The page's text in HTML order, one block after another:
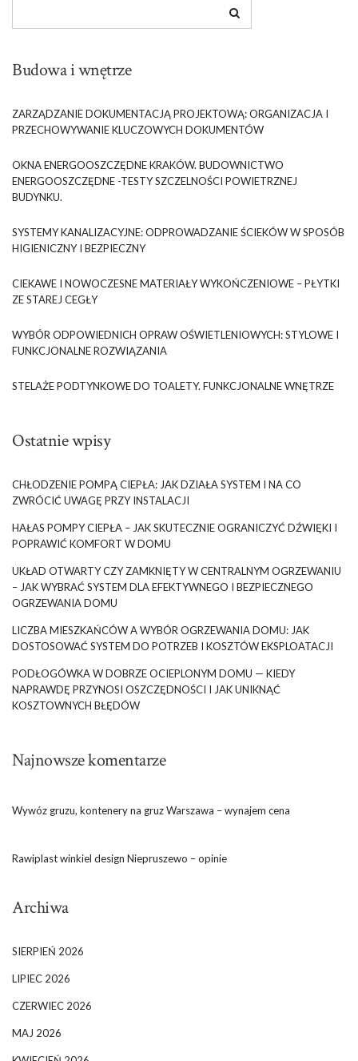
Budowa i wnętrze
ZARZĄDZANIE DOKUMENTACJĄ PROJEKTOWĄ: ORGANIZACJA I
PRZECHOWYWANIE KLUCZOWYCH DOKUMENTÓW
OKNA ENERGOOSZCZĘDNE KRAKÓW. BUDOWNICTWO
ENERGOOSZCZĘDNE -TESTY SZCZELNOŚCI POWIETRZNEJ
BUDYNKU.
SYSTEMY KANALIZACYJNE: ODPROWADZANIE ŚCIEKÓW W SPOSÓB
HIGIENICZNY I BEZPIECZNY
CIEKAWE I NOWOCZESNE MATERIAŁY WYKOŃCZENIOWE – PŁYTKI
ZE STAREJ CEGŁY
WYBÓR ODPOWIEDNICH OPRAW OŚWIETLENIOWYCH: STYLOWE I
FUNKCJONALNE ROZWIĄZANIA
STELAŻE PODTYNKOWE DO TOALETY. FUNKCJONALNE WNĘTRZE
Ostatnie wpisy
CHŁODZENIE POMPĄ CIEPŁA: JAK DZIAŁA SYSTEM I NA CO
ZWRÓCIĆ UWAGĘ PRZY INSTALACJI
HAŁAS POMPY CIEPŁA – JAK SKUTECZNIE OGRANICZYĆ DŹWIĘKI I
POPRAWIĆ KOMFORT W DOMU
UKŁAD OTWARTY CZY ZAMKNIĘTY W CENTRALNYM OGRZEWANIU
– JAK WYBRAĆ SYSTEM DLA EFEKTYWNEGO I BEZPIECZNEGO
OGRZEWANIA DOMU
LICZBA MIESZKAŃCÓW A WYBÓR OGRZEWANIA DOMU: JAK
DOSTOSOWAĆ SYSTEM DO POTRZEB I KOSZTÓW EKSPLOATACJI
PODŁOGÓWKA W DOBRZE OCIEPLONYM DOMU — KIEDY
NAPRAWDĘ PRZYNOSI OSZCZĘDNOŚCI I JAK UNIKNĄĆ
KOSZTOWNYCH BŁĘDÓW
Najnowsze komentarze
Wywóz gruzu, kontenery na gruz Warszawa – wynajem cena
Rawiplast winkiel design Niepruszewo – opinie
Archiwa
SIERPIEŃ 2026
LIPIEC 2026
CZERWIEC 2026
MAJ 2026